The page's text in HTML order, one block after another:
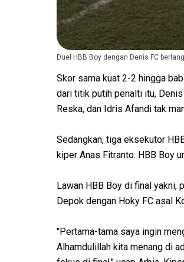
Duel HBB Boy dengan Denis FC
Skor sama kuat 2-2 hingga
dari titik putih penalti itu,
Reska, dan Idris Afandi tak
Sedangkan, tiga eksekutor
kiper Anas Fitranto. HBB Boy
Lawan HBB Boy di final yakni,
Depok dengan Hoky FC asal
"Pertama-tama saya ingin
Alhamdulillah kita menang di